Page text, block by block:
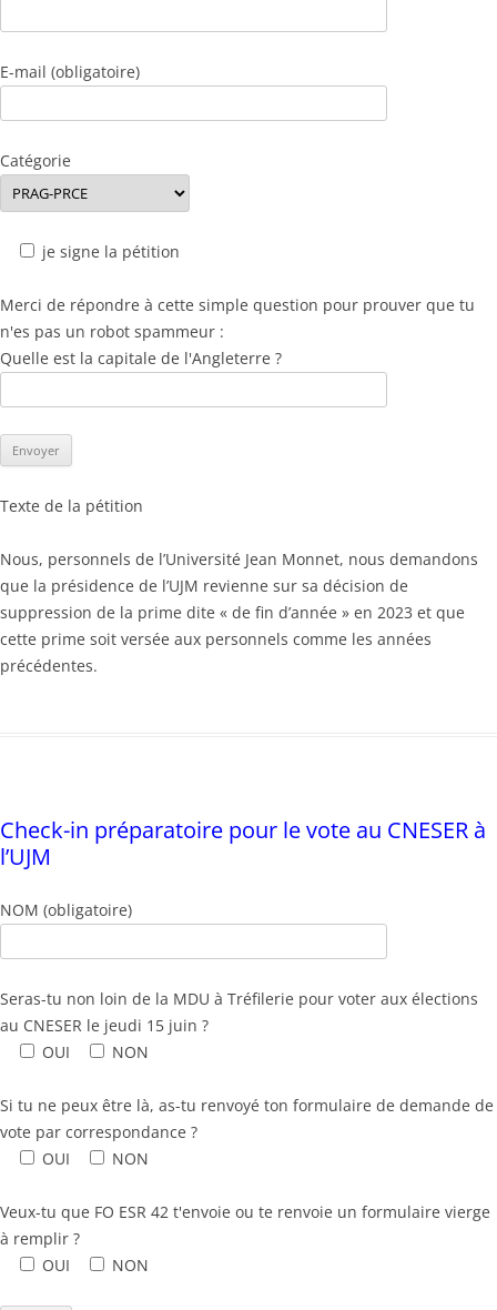
E-mail (obligatoire)
Catégorie
je signe la pétition
Merci de répondre à cette simple question pour prouver que tu
n'es pas un robot spammeur :
Quelle est la capitale de l'Angleterre ?
Texte de la pétition
Nous, personnels de l’Université Jean Monnet, nous demandons
que la présidence de l’UJM revienne sur sa décision de
suppression de la prime dite « de fin d’année » en 2023 et que
cette prime soit versée aux personnels comme les années
précédentes.
Check-in préparatoire pour le vote au CNESER à
l’UJM
NOM (obligatoire)
Seras-tu non loin de la MDU à Tréfilerie pour voter aux élections
au CNESER le jeudi 15 juin ?
OUI
NON
Si tu ne peux être là, as-tu renvoyé ton formulaire de demande de
vote par correspondance ?
OUI
NON
Veux-tu que FO ESR 42 t'envoie ou te renvoie un formulaire vierge
à remplir ?
OUI
NON